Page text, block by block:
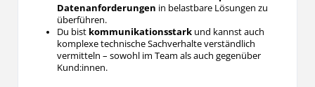
Datenanforderungen in belastbare Lösungen zu
überführen.
Du bist kommunikationsstark und kannst auch
komplexe technische Sachverhalte verständlich
vermitteln – sowohl im Team als auch gegenüber
Kund:innen.